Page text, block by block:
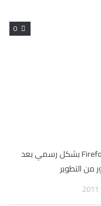
0
صدور Firefox 4 بشكل رسمي بعد
التطوير